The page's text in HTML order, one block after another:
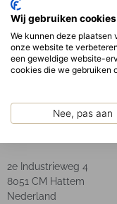
Wij gebruiken cookies
We kunnen deze plaatsen
onze website te
een geweldige website-
cookies die we gebruiken
Nee, pas aan
schaduwvrije
LED type: SMD.
2e Industrieweg 4
8051 CM Hattem
Nederland